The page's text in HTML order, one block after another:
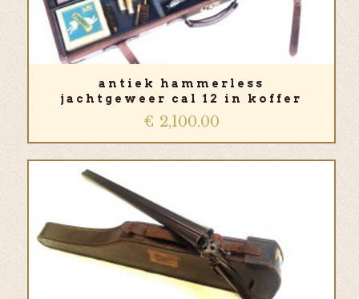
antiek hammerless
jachtgeweer cal 12 in koffer
€ 2,100.00